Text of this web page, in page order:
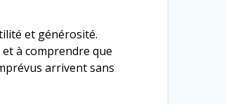
et générosité.
à comprendre que
arrivent sans